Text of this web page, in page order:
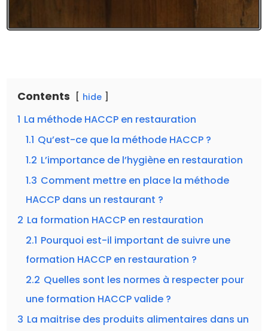
Contents hide
1 La méthode HACCP en restauration
1.1 Qu’est-ce que la méthode HACCP ?
1.2 L’importance de l’hygiène en restauration
1.3 Comment mettre en place la méthode
HACCP dans un restaurant ?
2 La formation HACCP en restauration
2.1 Pourquoi est-il important de suivre une
formation HACCP en restauration ?
2.2 Quelles sont les normes à respecter pour
une formation HACCP valide ?
3 La maitrise des produits alimentaires dans un